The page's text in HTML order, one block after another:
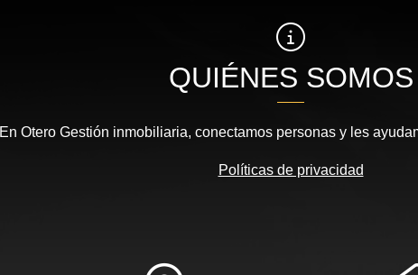
QUIÉNES SOMOS
En Otero Gestión inmobiliaria, conectamos personas y les
Políticas de privacidad